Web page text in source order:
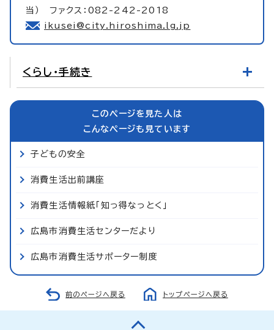
当） ファクス：082-242-2018
ikusei@city.hiroshima.lg.jp
くらし・手続き
このページを見た人は
こんなページも見ています
子どもの安全
消費生活出前講座
消費生活情報紙「知っ得なっとく」
広島市消費生活センターだより
広島市消費生活サポーター制度
前のページへ戻る トップページへ戻る